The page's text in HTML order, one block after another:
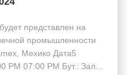
представлен на
промышленности
Мехико Дата5
PM 07:00 PM Бут.: Зал